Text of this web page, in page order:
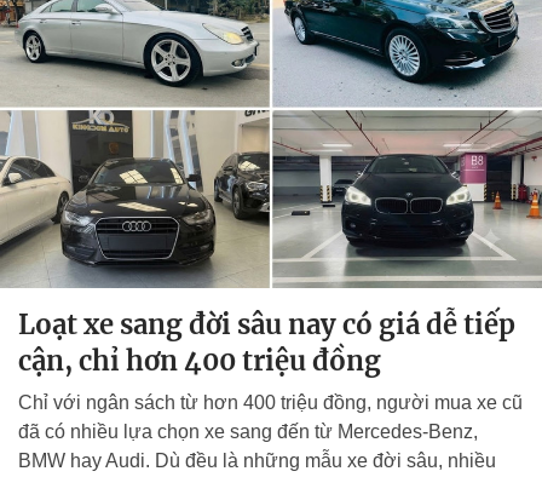
Loạt xe sang đời sâu nay có giá dễ tiếp
cận, chỉ hơn 400 triệu đồng
Chỉ với ngân sách từ hơn 400 triệu đồng, người mua xe cũ
đã có nhiều lựa chọn xe sang đến từ Mercedes-Benz,
BMW hay Audi. Dù đều là những mẫu xe đời sâu, nhiều